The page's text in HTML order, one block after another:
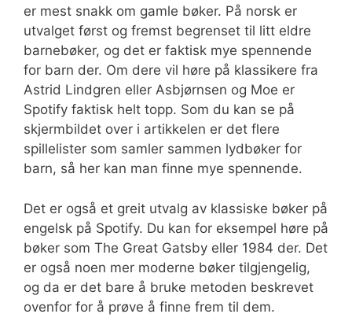
er mest snakk om gamle bøker. På norsk er
utvalget først og fremst begrenset til litt eldre
barnebøker, og det er faktisk mye spennende
for barn der. Om dere vil høre på klassikere fra
Astrid Lindgren eller Asbjørnsen og Moe er
Spotify faktisk helt topp. Som du kan se på
skjermbildet over i artikkelen er det flere
spillelister som samler sammen lydbøker for
barn, så her kan man finne mye spennende.
Det er også et greit utvalg av klassiske bøker på
engelsk på Spotify. Du kan for eksempel høre på
bøker som The Great Gatsby eller 1984 der. Det
er også noen mer moderne bøker tilgjengelig,
og da er det bare å bruke metoden beskrevet
ovenfor for å prøve å finne frem til dem.